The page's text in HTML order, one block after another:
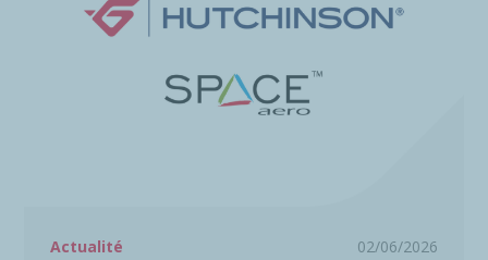
Actualité
02/06/2026